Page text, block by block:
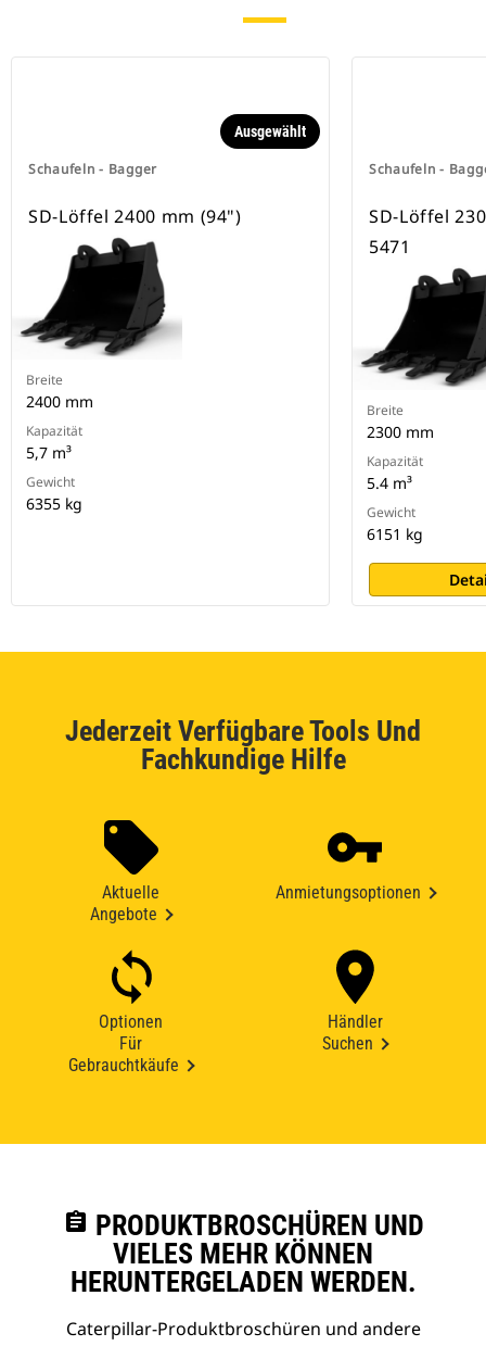
für alle Ketten- und Mobilbagger
Schaufeln - Bagger
Ausgewählt
SD-Löffel 2400 mm (94")
Breite
2400 mm
Kapazität
5,7 m³
Gewicht
6355 kg
Schaufeln -
SD-Löffel
5471
Breite
2300 mm
Kapazität
5.4 m³
Gewicht
6151 kg
Jederzeit Verfügbare Tools Und
Fachkundige Hilfe
Aktuelle
Angebote
Anmietungsoptionen
Optionen
Für
Gebrauchtkäufe
Händler
Suchen
assignment PRODUKTBROSCHÜREN UND
VIELES MEHR KÖNNEN
HERUNTERGELADEN WERDEN.
Caterpillar-Produktbroschüren und andere